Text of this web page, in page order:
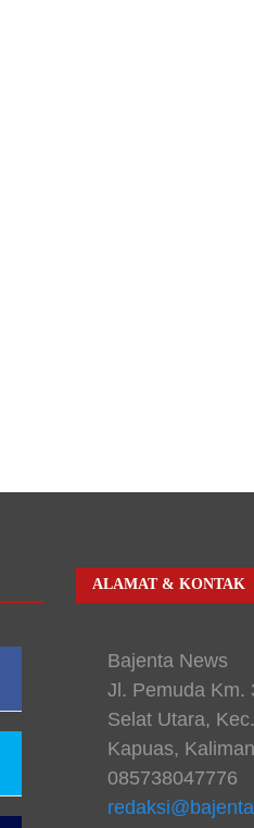
ALAMAT & KONTAK
Bajenta News
Jl. Pemuda Km.
Selat Utara,
Kapuas,
085738047776